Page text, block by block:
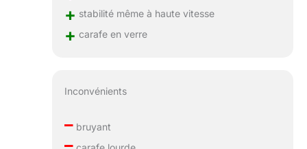
+ stabilité même à haute vitesse
+ carafe en verre
Inconvénients
–bruyant